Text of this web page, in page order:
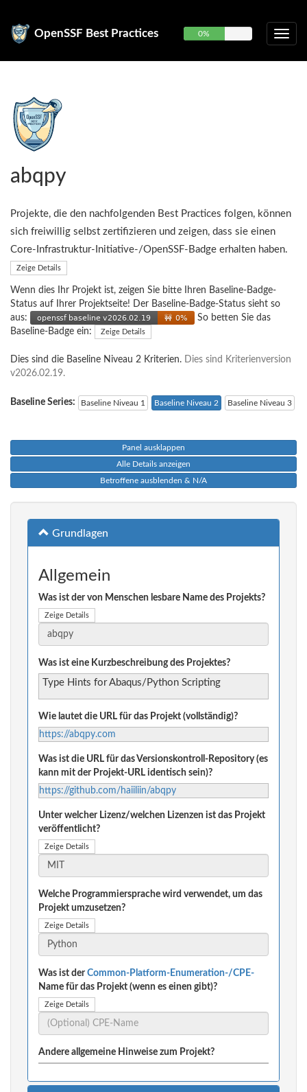
OpenSSF Best Practices 0%
abqpy
Projekte, die den nachfolgenden Best Practices folgen, können
sich freiwillig selbst zertifizieren und zeigen, dass sie einen
Core-Infrastruktur-Initiative-/OpenSSF-Badge erhalten haben.
Zeige Details
Wenn dies Ihr Projekt ist, zeigen Sie bitte Ihren Baseline-Badge-
Status auf Ihrer Projektseite! Der Baseline-Badge-Status sieht so
aus:
So betten Sie das
Baseline-Badge ein:
Zeige Details
Dies sind die Baseline Niveau 2 Kriterien. Dies sind Kriterienversion
v2026.02.19.
Baseline Series: Baseline Niveau 1 Baseline Niveau 2 Baseline Niveau 3
Panel ausklappen
Alle Details anzeigen
Betroffene ausblenden & N/A
Grundlagen
Allgemein
Was ist der von Menschen lesbare Name des Projekts?
Zeige Details
Was ist eine Kurzbeschreibung des Projektes?
Type Hints for Abaqus/Python Scripting
Wie lautet die URL für das Projekt (vollständig)?
https://abqpy.com
Was ist die URL für das Versionskontroll-Repository (es
kann mit der Projekt-URL identisch sein)?
https://github.com/haiiliin/abqpy
Unter welcher Lizenz/welchen Lizenzen ist das Projekt
veröffentlicht?
Zeige Details
Welche Programmiersprache wird verwendet, um das
Projekt umzusetzen?
Zeige Details
Was ist derCommon-Platform-Enumeration-/CPE-
Name für das Projekt (wenn es einen gibt)?
Zeige Details
Andere allgemeine Hinweise zum Projekt?